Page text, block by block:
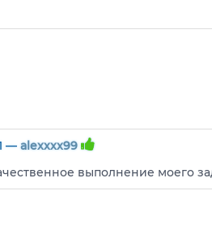
— alexxxx99
выполнение моего